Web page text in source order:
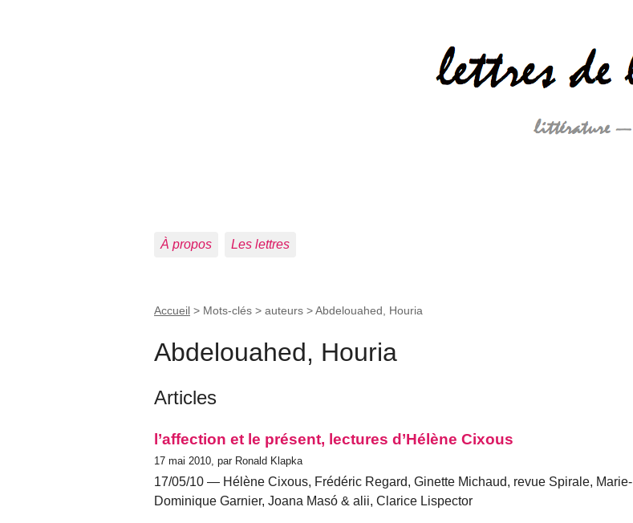
À propos Les lettres
Accueil > Mots-clés > auteurs >Abdelouahed, Houria
Abdelouahed, Houria
Articles
l’affection et le présent, lectures d’Hélène Cixous
17 mai 2010, par Ronald Klapka
17/05/10 — Hélène Cixous, Frédéric Regard, Ginette Michaud, revue Spirale, Marie-
Dominique Garnier, Joana Masó & alii, Clarice Lispector